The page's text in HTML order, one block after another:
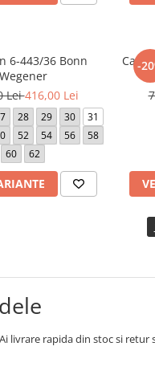
6-443/36 Bonn
Wegener
Lei416,00 Lei
28 29 30
31
52 54 56
58
60
62
-
livrare rapida din stoc si retur